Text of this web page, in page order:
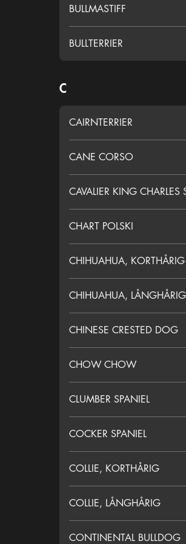
BULLMASTIFF
BULLTERRIER
C
CAIRNTERRIER
CANE CORSO
CAVALIER KING CHARLES
CHART POLSKI
CHIHUAHUA, KORTHÅRIG
CHIHUAHUA, LÅNGHÅRIG
CHINESE CRESTED DOG
CHOW CHOW
CLUMBER SPANIEL
COCKER SPANIEL
COLLIE, KORTHÅRIG
COLLIE, LÅNGHÅRIG
CONTINENTAL BULLDOG